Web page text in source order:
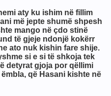
aty ku ishim në fillim
më jepte shumë shpesh
mango në çdo stinë
të gjeje ndonjë kokërr
ato nuk kishin fare shije.
si e si të shkoja tek
detyrat gjoja por qëllimi
që Hasani kishte në